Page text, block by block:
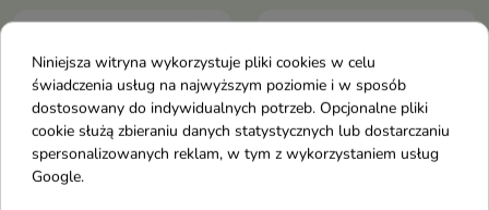
Niniejsza witryna wykorzystuje pliki cookies w celu
świadczenia usług na najwyższym poziomie i w sposób
dostosowany do indywidualnych potrzeb. Opcjonalne pliki
cookie służą zbieraniu danych statystycznych lub dostarczaniu
spersonalizowanych reklam, w tym z wykorzystaniem usług
Google.